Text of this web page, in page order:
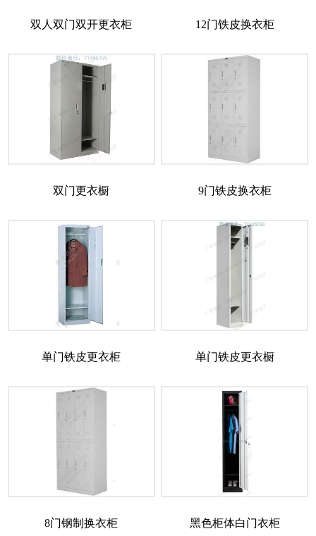
双人双门双开更衣柜 12门铁皮换衣柜
双门更衣橱 9门铁皮换衣柜
单门铁皮更衣柜 单门铁皮更衣橱
8门钢制换衣柜 黑色柜体白门衣柜